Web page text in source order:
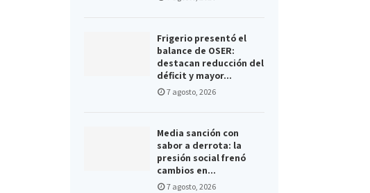
Frigerio presentó el
balance de OSER:
destacan reducción del
déficit y mayor...
7 agosto, 2026
Media sanción con
sabor a derrota: la
presión social frenó
cambios en...
7 agosto, 2026